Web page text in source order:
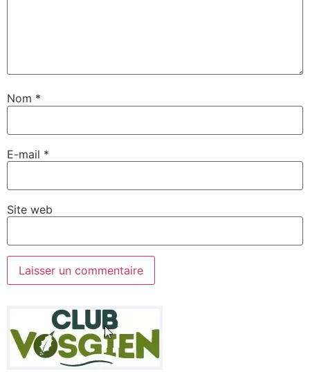
Nom *
E-mail *
Site web